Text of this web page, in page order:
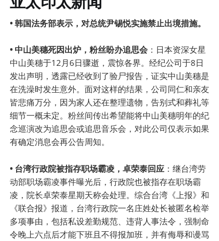
• 韩国法务部表示，对总统尹锡悦实施禁止出境措施。
• 中山美穗死因出炉，粉丝盼办追思会 ：日本资深女星
中山美穗于12月6日骤逝，震惊各界。经纪公司于8日
发出声明，透露已经收到了验尸报告，证实中山美穗是
在洗澡时发生意外。面对这样的结果，公司同仁和亲友
皆悲痛万分，因为家人还在整理遗物，告别式和葬礼等
细节一概未定。粉丝间传出希望能将中山美穗明年的纪
念巡演改为追思会或追思音乐会，对此公司仅表示如果
有确定消息会再公告周知。
• 台湾行政院被指存职场霸凌，卓荣泰回应 ：继台湾劳
动部职场霸凌事件曝光后，行政院也被指存在职场霸
凌，院长卓荣泰星期天称会处理。综合台湾《上报》和
《联合报》报道，台湾行政院一名庄姓处长被匿名检举
多项事由，包括私设差勤规范、违背人事法令，强制命
令晚上六点后才能下班且不得报加班，并有侮辱和谩骂